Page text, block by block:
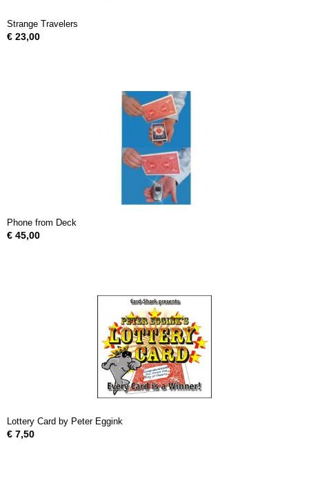
Strange Travelers
€ 23,00
Phone from Deck
€ 45,00
Lottery Card by Peter Eggink
€ 7,50